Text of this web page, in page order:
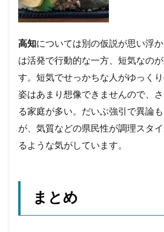
高知 については別の仮説が思い浮
は活発で行動的な一方、短気なの
す。短気でせっかちな人がゆっく
姿はあまり想像できませんので、
る家庭が多い。だいぶ強引で異論
が、気質などの県民性が調理スタ
るような気がしています。
まとめ